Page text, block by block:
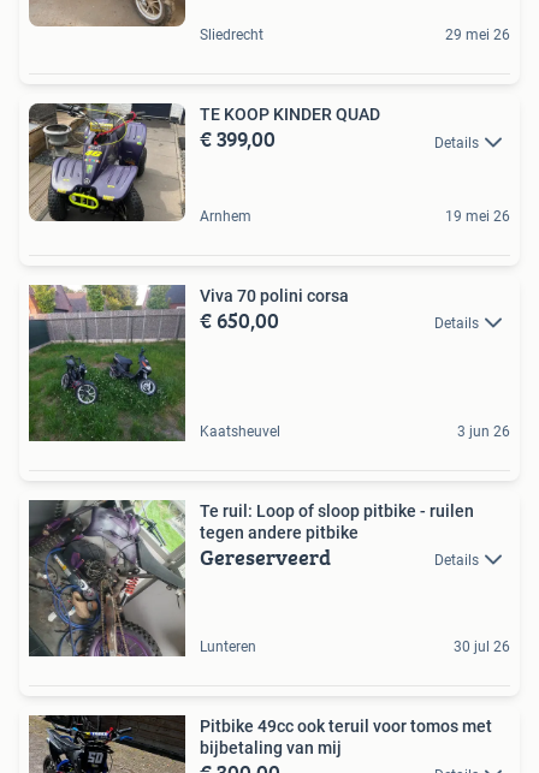
Sliedrecht 29 mei 26
TE KOOP KINDER QUAD
€ 399,00 Details
Arnhem 19 mei 26
Viva 70 polini corsa
€ 650,00 Details
Kaatsheuvel 3 jun 26
Te ruil: Loop of sloop pitbike - ruilen
tegen andere pitbike
Gereserveerd Details
Lunteren 30 jul 26
Pitbike 49cc ook teruil voor tomos met
bijbetaling van mij